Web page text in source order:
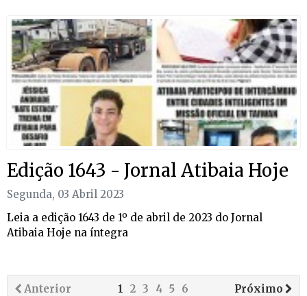
Edição 1643 - Jornal Atibaia Hoje​
Segunda, 03 Abril 2023
Leia a edição 1643 de 1º de abril de 2023 do Jornal
Atibaia Hoje na íntegra
Anterior Próximo
1 2 3 4 5 6